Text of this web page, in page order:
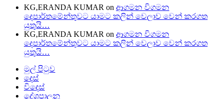
KG,ERANDA KUMAR on ආගමන විගමන
දෙපාර්තමේන්තුවට යාමට කලින් වෙලාව වෙන් කරගත
යුතුයි…
KG,ERANDA KUMAR on ආගමන විගමන
දෙපාර්තමේන්තුවට යාමට කලින් වෙලාව වෙන් කරගත
යුතුයි…
මුල් පිටුව
දෙස්
විදෙස්
දේශපාලන